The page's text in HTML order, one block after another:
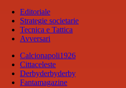
Editoriale
Strategie societarie
Tecnica e Tattica
Avversari
Calcionapoli1926
Cittaceleste
Derbyderbyderby
Fantamagazine